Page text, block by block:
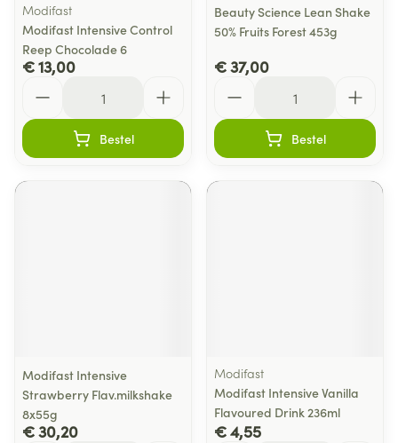
Modifast
Modifast Intensive Control
Reep Chocolade 6
€ 13,00
Bestel
Beauty Science Lean Shake
50% Fruits Forest 453g
€ 37,00
Bestel
Modifast Intensive
Strawberry Flav.milkshake
8x55g
€ 30,20
Modifast
Modifast Intensive Vanilla
Flavoured Drink 236ml
€ 4,55